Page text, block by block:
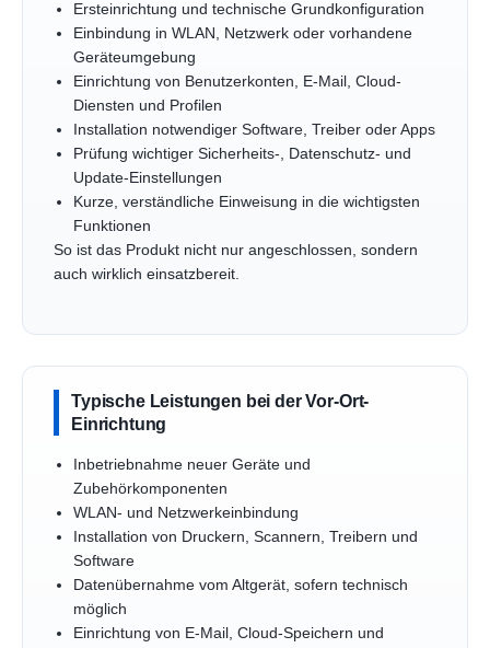
Ersteinrichtung und technische Grundkonfiguration
Einbindung in WLAN, Netzwerk oder vorhandene
Geräteumgebung
Einrichtung von Benutzerkonten, E-Mail, Cloud-
Diensten und Profilen
Installation notwendiger Software, Treiber oder Apps
Prüfung wichtiger Sicherheits-, Datenschutz- und
Update-Einstellungen
Kurze, verständliche Einweisung in die wichtigsten
Funktionen
So ist das Produkt nicht nur angeschlossen, sondern
auch wirklich einsatzbereit.
Typische Leistungen bei der Vor-Ort-
Einrichtung
Inbetriebnahme neuer Geräte und
Zubehörkomponenten
WLAN- und Netzwerkeinbindung
Installation von Druckern, Scannern, Treibern und
Software
Datenübernahme vom Altgerät, sofern technisch
möglich
Einrichtung von E-Mail, Cloud-Speichern und